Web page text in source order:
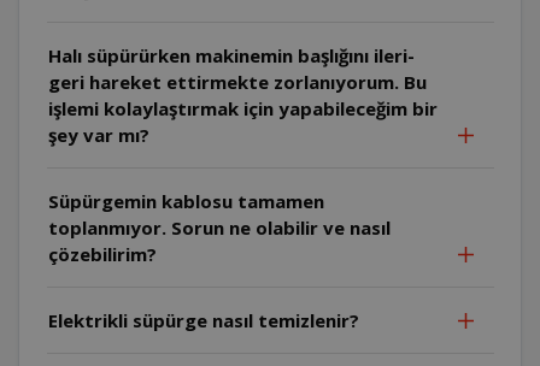
Halı süpürürken makinemin başlığını ileri-
geri hareket ettirmekte zorlanıyorum. Bu
işlemi kolaylaştırmak için yapabileceğim bir
şey var mı?
Süpürgemin kablosu tamamen
toplanmıyor. Sorun ne olabilir ve nasıl
çözebilirim?
Elektrikli süpürge nasıl temizlenir?